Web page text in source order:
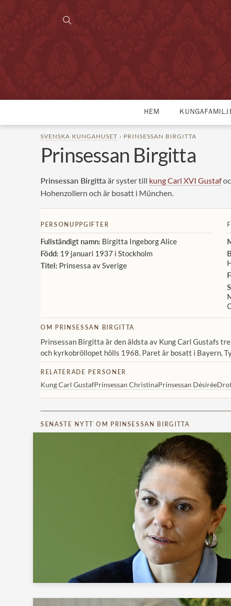
HEM
SVENSKA KUNGAHUSET › PRINSESSAN BIRGITTA
Prinsessan Birgitta
Prinsessan Birgitta är syster till kung Carl XVI Gustaf
Hohenzollern och är bosatt i München.
PERSONUPPGIFTER
Fullständigt namn: Birgitta Ingeborg Alice
Född: 19 januari 1937 i Stockholm
Titel: Prinsessa av Sverige
OM PRINSESSAN BIRGITTA
Prinsessan Birgitta är den äldsta av Kung Carl Gustafs
och kyrkobröllopet hölls 1968. Paret är bosatt i Bayern,
RELATERADE PERSONER
Kung Carl GustafPrinsessan ChristinaPrinsessan Désirée
SENASTE NYTT OM PRINSESSAN BIRGITTA